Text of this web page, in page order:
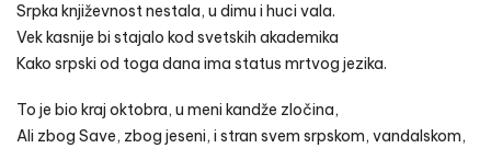
Srpka književnost nestala, u dimu i huci vala.
Vek kasnije bi stajalo kod svetskih akademika
Kako srpski od toga dana ima status mrtvog jezika.
To je bio kraj oktobra, u meni kandže zločina,
Ali zbog Save, zbog jeseni, i stran svem srpskom, vandalskom,